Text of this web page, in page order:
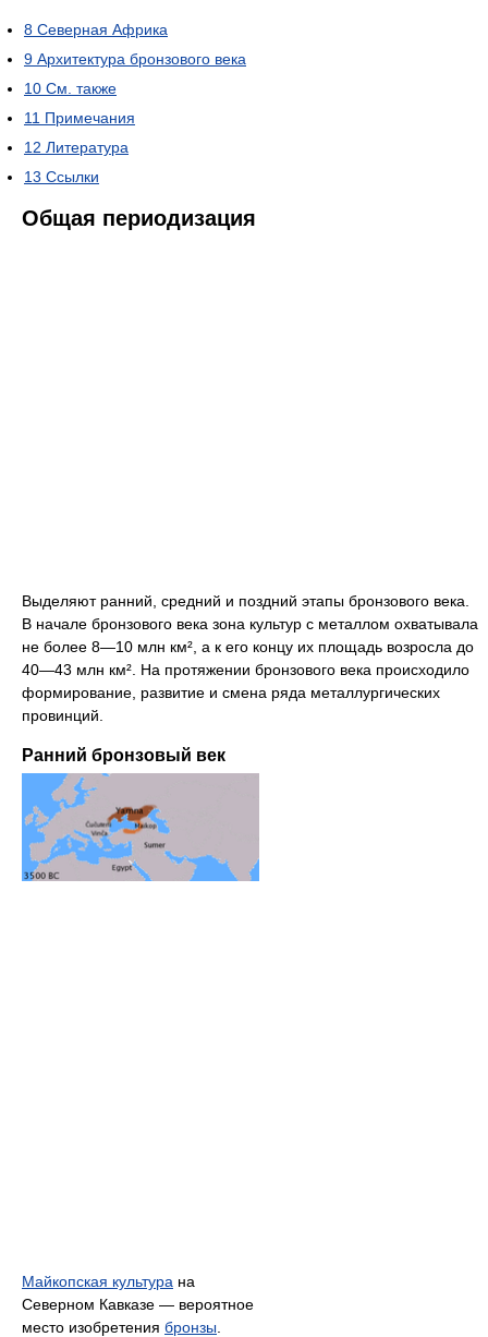
8 Северная Африка
9 Архитектура бронзового века
10 См. также
11 Примечания
12 Литература
13 Ссылки
Общая периодизация
Выделяют ранний, средний и поздний этапы бронзового века.
В начале бронзового века зона культур с металлом охватывала
не более 8—10 млн км², а к его концу их площадь возросла до
40—43 млн км². На протяжении бронзового века происходило
формирование, развитие и смена ряда металлургических
провинций.
Ранний бронзовый век
Майкопская культура на
Северном Кавказе — вероятное
место изобретения бронзы